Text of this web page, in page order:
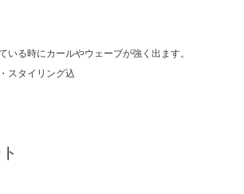
いる時にカールやウェーブが強く出ます。
スタイリング込